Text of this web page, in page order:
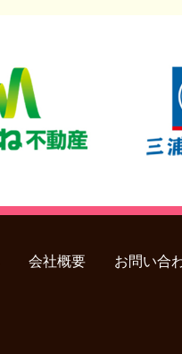
会社概要 お問い合